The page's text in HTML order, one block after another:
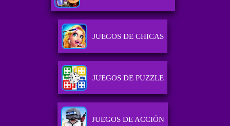
JUEGOS DE CHICAS
JUEGOS DE PUZZLE
JUEGOS DE ACCIÓN